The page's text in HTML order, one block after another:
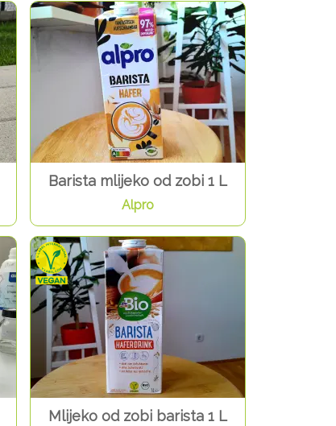
Barista mlijeko od zobi 1 L
Alpro
Mlijeko od zobi barista 1 L